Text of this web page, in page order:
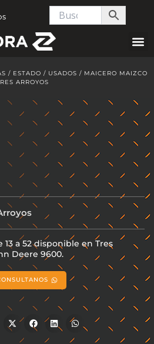
/ ESTADO / USADOS / MAICERO MAIZCO
ARROYOS
13 a 52 disponible en Tres
Deere 9600.